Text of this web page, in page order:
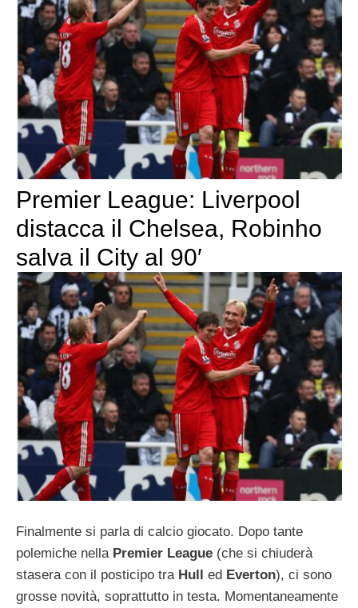
Premier League: Liverpool
distacca il Chelsea, Robinho
salva il City al 90′
Finalmente si parla di calcio giocato. Dopo tante
polemiche nellaPremier League (che si chiuderà
stasera con il posticipo tra Hull ed Everton), ci sono
grosse novità, soprattutto in testa. Momentaneamente